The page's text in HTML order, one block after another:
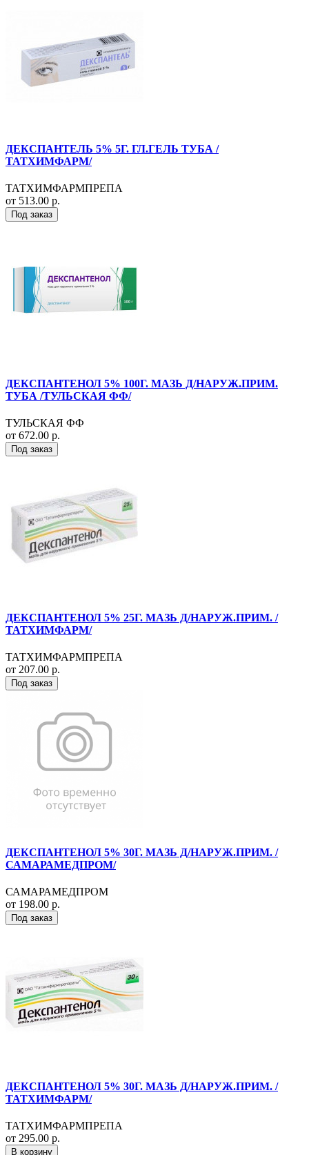
ДЕКСПАНТЕЛЬ 5% 5Г. ГЛ.ГЕЛЬ ТУБА /
ТАТХИМФАРМ/
ТАТХИМФАРМПРЕПА
от 513.00 р.
Под заказ
ДЕКСПАНТЕНОЛ 5% 100Г. МАЗЬ Д/НАРУЖ.ПРИМ.
ТУБА /ТУЛЬСКАЯ ФФ/
ТУЛЬСКАЯ ФФ
от 672.00 р.
Под заказ
ДЕКСПАНТЕНОЛ 5% 25Г. МАЗЬ Д/НАРУЖ.ПРИМ. /
ТАТХИМФАРМ/
ТАТХИМФАРМПРЕПА
от 207.00 р.
Под заказ
ДЕКСПАНТЕНОЛ 5% 30Г. МАЗЬ Д/НАРУЖ.ПРИМ. /
САМАРАМЕДПРОМ/
САМАРАМЕДПРОМ
от 198.00 р.
Под заказ
ДЕКСПАНТЕНОЛ 5% 30Г. МАЗЬ Д/НАРУЖ.ПРИМ. /
ТАТХИМФАРМ/
ТАТХИМФАРМПРЕПА
от 295.00 р.
В корзину